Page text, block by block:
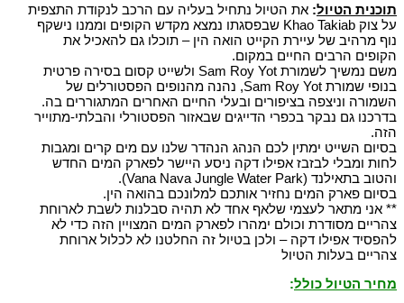
תוכנית הטיול: את הטיול נתחיל בעליה עם הרכב לנקודת התצפית
על צוק Khao Takiab שבפסגתו נמצא מקדש הקופים וממנו נישקף
נוף מרהיב של עיירת הקייט הואה הין – תוכלו גם להאכיל את
הקופים הרבים החיים במקום.
משם נמשיך לשמורת Sam Roy Yot ולשייט קסום בסירה פרטית
בנופי שמורת Sam Roy Yot, נהנה מהנופים הפסטורלים של
השמורה וניצפה בציפורים ובעלי החיים האחרים המתגוררים בה.
בדרכנו גם נבקר בכפרי הדייגים שבאזור הפסטורלי והבלתי-מתוייר
הזה.
בסיום השייט ימתין לכם הנהג הנהדר שלנו עם מים קרים ומגבות
לחות ומבלי לבזבז אפילו דקה ניסע היישר לפארק המים החדש
והטוב בתאילנד (Vana Nava Jungle Water Park).
בסיום פארק המים נחזיר אותכם למלונכם בהואה הין.
** אני מתאר לעצמי שלאף אחד לא תהיה סבלנות לשבת לארוחת
צהריים מסודרת וכולם ימהרו לפארק המים המצויין הזה כדי לא
להפסיד אפילו דקה – ולכן בטיול זה החלטנו לא לכלול ארוחת
צהריים בעלות הטיול
מחיר הטיול כולל: